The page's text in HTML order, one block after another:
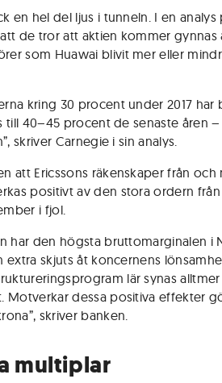
en hel del ljus i tunneln. I en
de tror att aktien kommer gynnas
som Huawai blivit mer eller
kring 30 procent under 2017
till 40–45 procent de senaste åren
skriver Carnegie i sin analys.
att Ericssons räkenskaper från
positivt av den stora ordern från
i fjol.
har den högsta bruttomarginalen i
extra skjuts åt koncernens
lär synas
Motverkar dessa positiva effekter
skriver banken.
multiplar